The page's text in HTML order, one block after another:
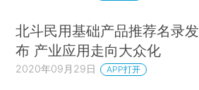
北斗民用基础产品推荐名录发
布 产业应用走向大众化
2020年09月29日 APP打开